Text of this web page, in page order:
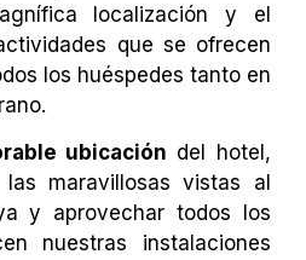
localización y el
que se ofrecen
los huéspedes tanto en
ubicación del hotel,
maravillosas vistas al
y aprovechar todos los
nuestras instalaciones